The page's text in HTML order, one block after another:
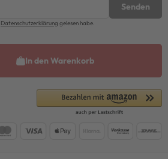
Senden
Daten­schutz­erklärung gelesen habe.
In den Warenkorb